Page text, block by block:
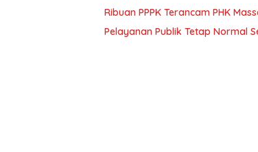
Ribuan PPPK Terancam PHK
Pelayanan Publik Tetap Normal